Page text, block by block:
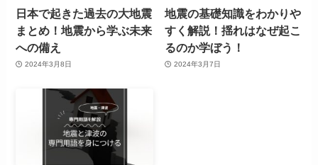
日本で起きた過去の大地震
まとめ！地震から学ぶ未来
への備え
2024年3月8日
地震の基礎知識をわかりや
すく解説！揺れはなぜ起こ
るのか学ぼう！
2024年3月7日